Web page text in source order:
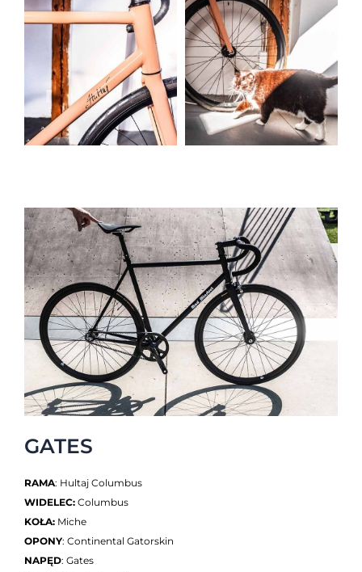
GATES
RAMA: Hultaj Columbus
WIDELEC: Columbus
KOŁA: Miche
OPONY: Continental Gatorskin
NAPĘD: Gates